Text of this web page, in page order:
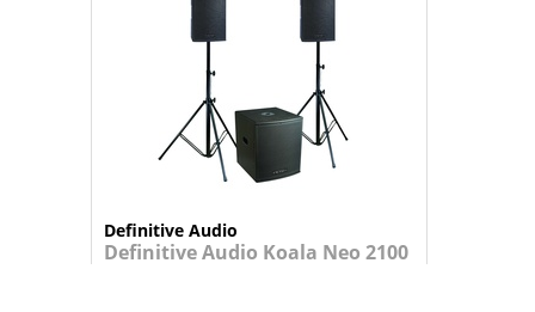
Definitive Audio
Definitive Audio Koala Neo 2100